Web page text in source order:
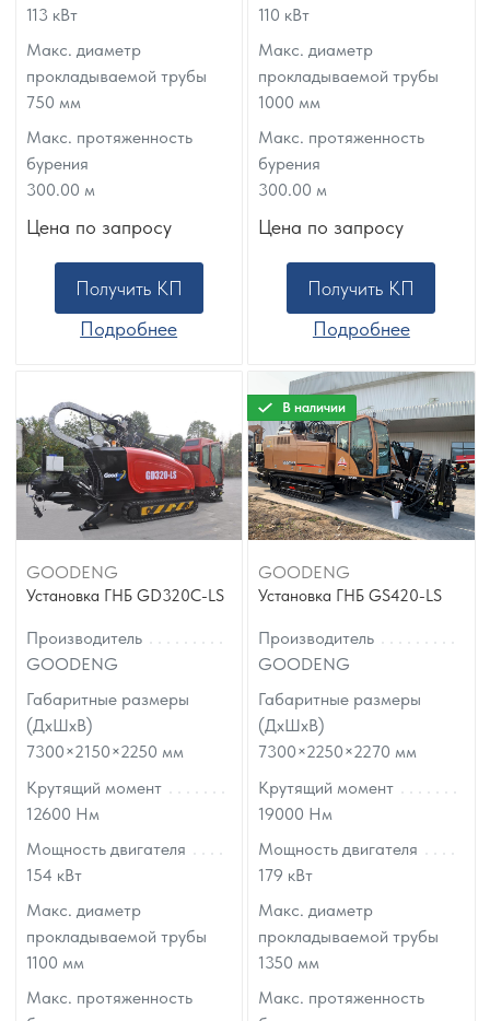
113 кВт
Макс. диаметр
прокладываемой трубы
750 мм
Макс. протяженность
бурения
300.00 м
Цена по запросу
Получить КП
Подробнее
110 кВт
Макс. диаметр
прокладываемой трубы
1000мм
Макс. протяженность
бурения
300.00м
Цена по запросу
Получить КП
Подробнее
GOODENG
Установка ГНБ GD320C-LS
Производитель
GOODENG
Габаритные размеры
(ДхШхВ)
7300×2150×2250 мм
Крутящий момент
12600 Нм
Мощность двигателя
154 кВт
Макс. диаметр
прокладываемой трубы
1100 мм
Макс. протяженность
В наличии
GOODENG
Установка ГНБ GS420-LS
Производитель
GOODENG
Габаритные размеры
(ДхШхВ)
7300×2250×2270мм
Крутящий момент
19000 Нм
Мощность двигателя
179 кВт
Макс. диаметр
прокладываемой трубы
1350 мм
Макс. протяженность